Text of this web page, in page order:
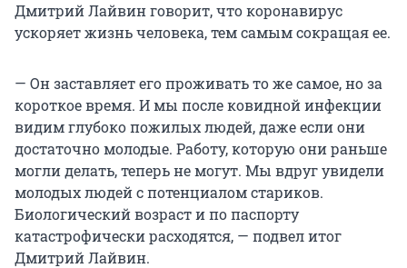
Дмитрий Лайвин говорит, что коронавирус
ускоряет жизнь человека, тем самым сокращая ее.
— Он заставляет его проживать то же самое, но за
короткое время. И мы после ковидной инфекции
видим глубоко пожилых людей, даже если они
достаточно молодые. Работу, которую они раньше
могли делать, теперь не могут. Мы вдруг увидели
молодых людей с потенциалом стариков.
Биологический возраст и по паспорту
катастрофически расходятся, — подвел итог
Дмитрий Лайвин.